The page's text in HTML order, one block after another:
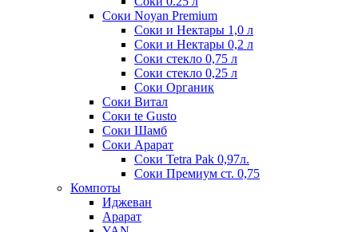
Соки Noyan Premium
Соки и Нектары 1,0 л
Соки и Нектары 0,2 л
Соки стекло 0,75 л
Соки стекло 0,25 л
Соки Органик
Соки Витал
Соки te Gusto
Соки Шамб
Соки Арарат
Соки Tetra Pak 0,97л.
Соки Премиум ст. 0,75
Компоты
Иджеван
Арарат